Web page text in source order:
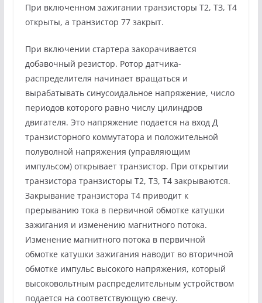
При включенном зажигании транзисторы Т2, ТЗ, Т4
открыты, а транзистор 77 закрыт.
При включении стартера закорачивается
добавочный резистор. Ротор датчика-
распределителя начинает вращаться и
вырабатывать синусоидальное напряжение, число
периодов которого равно числу цилиндров
двигателя. Это напряжение подается на вход Д
транзисторного коммутатора и положительной
полуволной напряжения (управляющим
импульсом) открывает транзистор. При открытии
транзистора транзисторы Т2, ТЗ, Т4 закрываются.
Закрывание транзистора Т4 приводит к
прерыванию тока в первичной обмотке катушки
зажигания и изменению магнитного потока.
Изменение магнитного потока в первичной
обмотке катушки зажигания наводит во вторичной
обмотке импульс высокого напряжения, который
высоковольтным распределительным устройством
подается на соответствующую свечу.